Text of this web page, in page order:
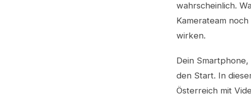
wahrscheinlich.
Kamerateam
wirken.
Dein
den Start. In
Österreich mit